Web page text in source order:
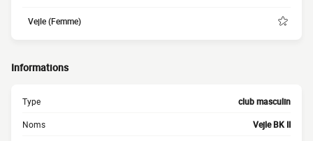
Vejle (Femme)
Informations
Type club masculin
Noms Vejle BK II